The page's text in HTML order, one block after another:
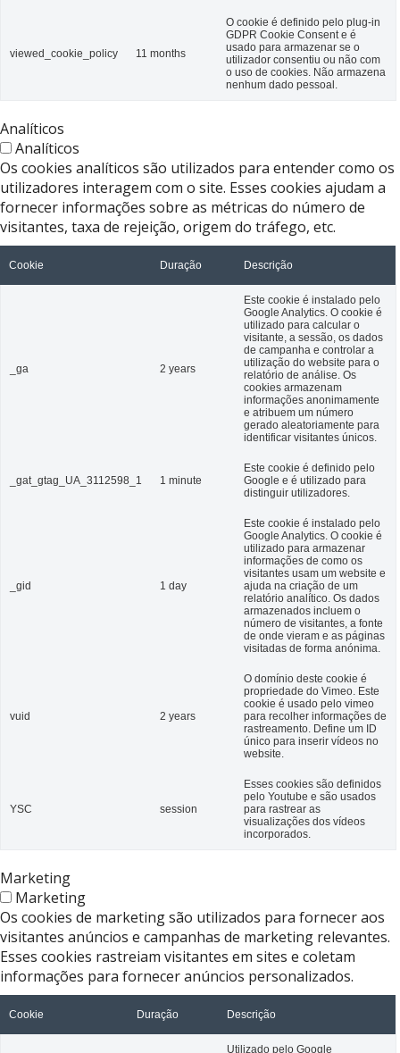
viewed_cookie_policy 11 months
O cookie é definido pelo plug-in
GDPR Cookie Consent e é
usado para armazenar se o
utilizador consentiu ou não com
o uso de cookies. Não armazena
nenhum dado pessoal.
Analíticos
Analíticos
Os cookies analíticos são utilizados ​​para entender como os
utilizadores interagem com o site. Esses cookies ajudam a
fornecer informações sobre as métricas do número de
visitantes, taxa de rejeição, origem do tráfego, etc.
Cookie Duração Descrição
_ga 2 years
Este cookie é instalado pelo
Google Analytics. O cookie é
utilizado para calcular o
visitante, a sessão, os dados
de campanha e controlar a
utilização do website para o
relatório de análise. Os
cookies armazenam
informações anonimamente
e atribuem um número
gerado aleatoriamente para
identificar visitantes únicos.
_gat_gtag_UA_3112598_1 1 minute
Este cookie é definido pelo
Google e é utilizado para
distinguir utilizadores.
_gid 1 day
Este cookie é instalado pelo
Google Analytics. O cookie é
utilizado para armazenar
informações de como os
visitantes usam um website e
ajuda na criação de um
relatório analítico. Os dados
armazenados incluem o
número de visitantes, a fonte
de onde vieram e as páginas
visitadas de forma anónima.
vuid 2 years
O domínio deste cookie é
propriedade do Vimeo. Este
cookie é usado pelo vimeo
para recolher informações de
rastreamento. Define um ID
único para inserir vídeos no
website.
YSC session
Esses cookies são definidos
pelo Youtube e são usados ​​
para rastrear as
visualizações dos vídeos
incorporados.
Marketing
Marketing
Os cookies de marketing são utilizados ​​para fornecer aos
visitantes anúncios e campanhas de marketing relevantes.
Esses cookies rastreiam visitantes em sites e coletam
informações para fornecer anúncios personalizados.
Cookie Duração Descrição
Utilizado pelo Google